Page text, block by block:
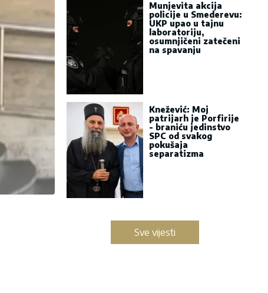
Munjevita akcija
policije u Smederevu:
UKP upao u tajnu
laboratoriju,
osumnjičeni zatečeni
na spavanju
Knežević: Moj
patrijarh je Porfirije
- braniću jedinstvo
SPC od svakog
pokušaja
separatizma
Sve vijesti